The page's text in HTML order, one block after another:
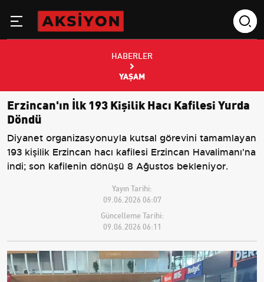
HABERLER
YAŞAM
Erzincan'ın İlk 193 Kişilik Hacı Kafilesi Yurda
Döndü
Diyanet organizasyonuyla kutsal görevini tamamlayan
193 kişilik Erzincan hacı kafilesi Erzincan Havalimanı'na
indi; son kafilenin dönüşü 8 Ağustos bekleniyor.
Yayın Tarihi:
09.06.2026 06:07
Güncelleme Tarihi:
09.06.2026 06:11